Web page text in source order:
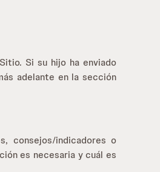
Si su hijo ha enviado
adelante en la sección
consejos/indicadores o
es necesaria y cuál es